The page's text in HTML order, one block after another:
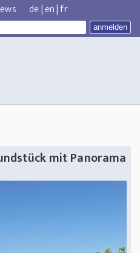
de|en|fr
mit Panorama